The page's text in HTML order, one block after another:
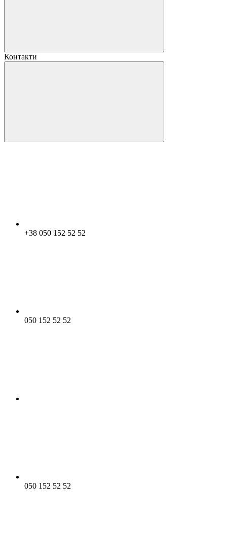
Контакти
+38 050 152 52 52
050 152 52 52
050 152 52 52